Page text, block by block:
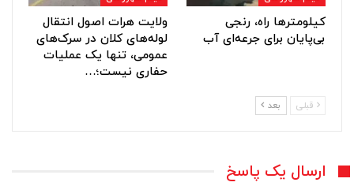
کیلومترها راه، رنجی
بی‌پایان برای جرعه‌ای آب
ولایت هرات اصول انتقال
لوله‌های کلان در سرک‌های
عمومی، تنها یک عملیات
حفاری نیست؛…
قبلی بعد
ارسال یک پاسخ